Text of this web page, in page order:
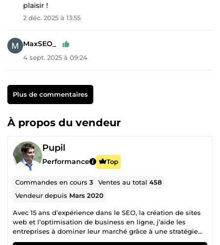
plaisir !
2 déc. 2025 à 13:55
MaxSEO_
4 sept. 2025 à 09:24
Plus de commentaires
À propos du vendeur
Pupil
Performance Top
Commandes en cours3 Ventes au total458
Vendeur depuis Mars 2020
Avec 15 ans d’expérience dans le SEO, la création de sites
web et l’optimisation de business en ligne, j’aide les
entreprises à dominer leur marché grâce à une stratégie
digitale sur-mesure. 💡 Expert en référencement naturel